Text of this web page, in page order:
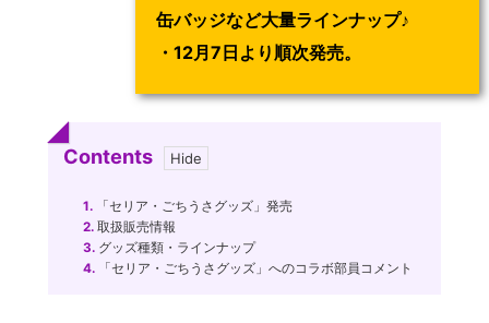
缶バッジなど大量ラインナップ♪
・12月7日より順次発売。
Contents
1. 「セリア・ごちうさグッズ」発売
2. 取扱販売情報
3. グッズ種類・ラインナップ
4. 「セリア・ごちうさグッズ」へのコラボ部員コメント